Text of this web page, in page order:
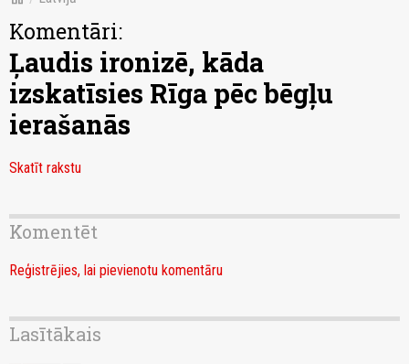
Komentāri:
Ļaudis ironizē, kāda
izskatīsies Rīga pēc bēgļu
ierašanās
Skatīt rakstu
Komentēt
Reģistrējies, lai pievienotu komentāru
Lasītākais